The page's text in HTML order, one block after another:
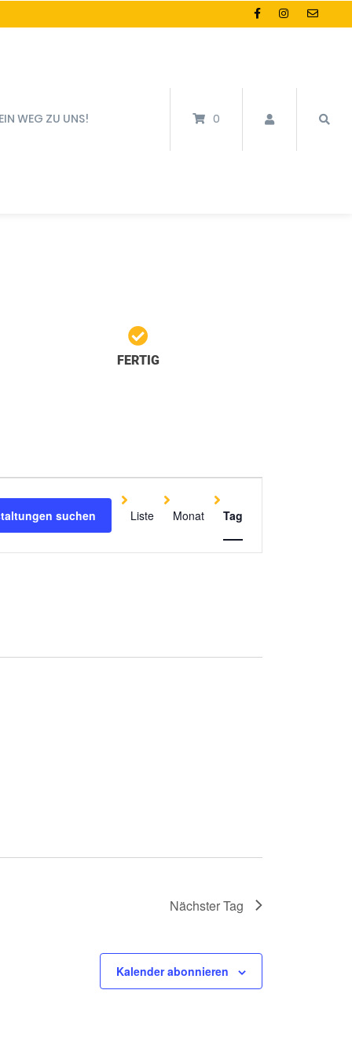
WEG ZU UNS! 0
FERTIG
suchen
Veranstaltung
Ansichten-
Navigation
Liste Monat Tag
Nächster Tag
Kalender abonnieren